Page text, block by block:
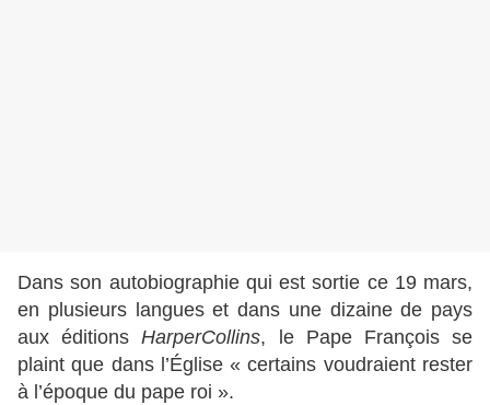
Dans son autobiographie qui est sortie ce 19 mars,
en plusieurs langues et dans une dizaine de pays
aux éditionsHarperCollins, le Pape François se
plaint que dans l’Église « certains voudraient rester
à l’époque du pape roi ».